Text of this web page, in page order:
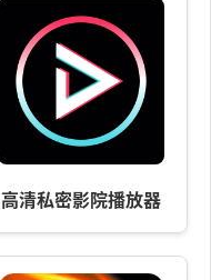
高清私密影院播放器